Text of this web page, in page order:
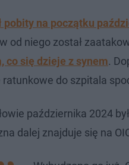
pobity na początku
od niego został
co się dzieje z synem.
do szpitala
października 2024
dalej znajduje się na